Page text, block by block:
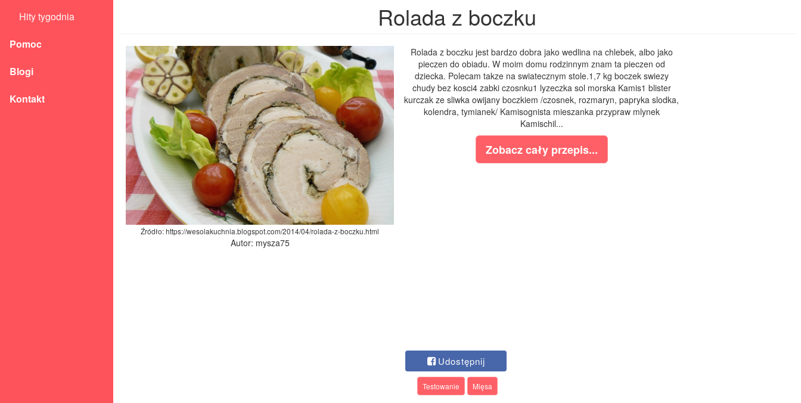
Hity tygodnia
Pomoc
Blogi
Kontakt
Rolada z boczku
Źródło: https://wesolakuchnia.blogspot.com/2014/04/rolada-z-boczku.html
Autor: mysza75
Rolada z boczku jest bardzo dobra jako wedlina na chlebek, albo jako
pieczen do obiadu. W moim domu rodzinnym znam ta pieczen od
dziecka. Polecam takze na swiatecznym stole.1,7 kg boczek swiezy
chudy bez kosci4 zabki czosnku1 lyzeczka sol morska Kamis1 blister
kurczak ze sliwka owijany boczkiem /czosnek, rozmaryn, papryka slodka,
kolendra, tymianek/ Kamisognista mieszanka przypraw mlynek
Kamischil...
Zobacz cały przepis...
Udostępnij
Testowanie Mięsa